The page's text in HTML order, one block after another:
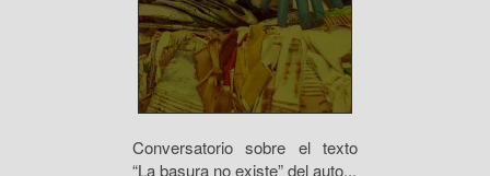
Conversatorio sobre el texto
“La basura no existe” del auto...